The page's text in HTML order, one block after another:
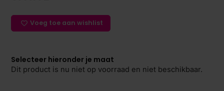
Voeg toe aan wishlist
Selecteer hieronder je maat
Dit product is nu niet op voorraad en niet beschikbaar.